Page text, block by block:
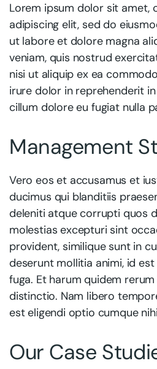
Lorem ipsum dolor sit amet,
adipiscing elit, sed do
ut labore et dolore magna
veniam, quis nostrud
nisi ut aliquip ex ea
irure dolor in reprehenderit
cillum dolore eu fugiat nulla
Management
Vero eos et accusamus et
ducimus qui blanditiis
deleniti atque corrupti quos
molestias excepturi sint
provident, similique sunt in
deserunt mollitia animi, id
fuga. Et harum quidem
distinctio. Nam libero
est eligendi optio cumque
Our Case